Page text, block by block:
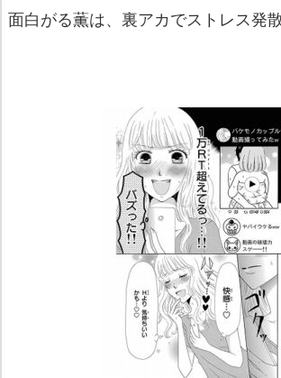
面白がる薫は、裏アカでストレス発